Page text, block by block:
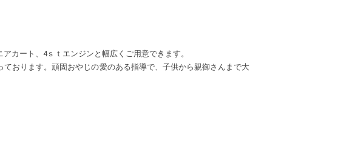
カート、4ｓｔエンジンと幅広くご用意できます。
おります。頑固おやじの愛のある指導で、子供から親御さんまで大